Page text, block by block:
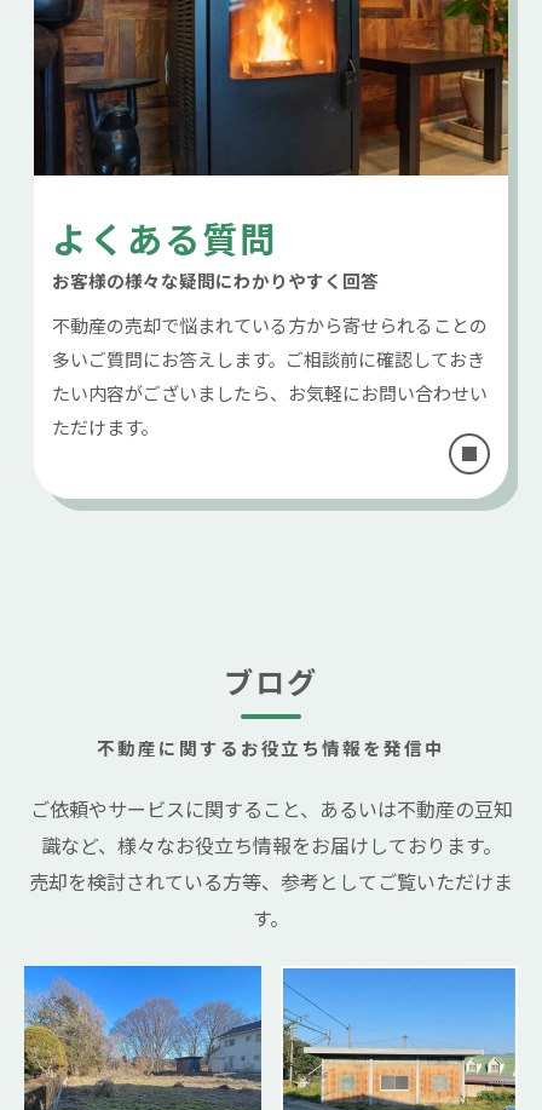
よくある質問
お客様の様々な疑問にわかりやすく回答
不動産の売却で悩まれている方から寄せられることの
多いご質問にお答えします。ご相談前に確認しておき
たい内容がございましたら、お気軽にお問い合わせい
ただけます。
不動産に関するお役立ち情報を発信中
ブログ
ご依頼やサービスに関すること、あるいは不動産の豆知
識など、様々なお役立ち情報をお届けしております。
売却を検討されている方等、参考としてご覧いただけま
す。